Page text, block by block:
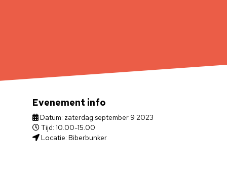
Evenement info
Datum: zaterdag september 9 2023
Tijd: 10.00-15.00
Locatie: Biberbunker